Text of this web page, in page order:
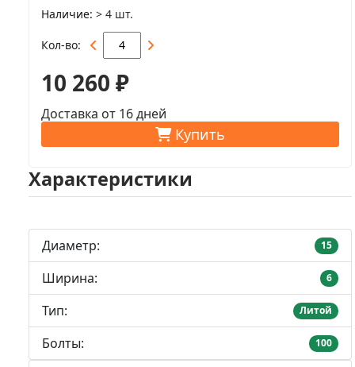
Наличие > 4 шт.
Кол-во
10 260 ₽
Доставка от 16 дней
Купить
Характеристики
Диаметр: 15
Ширина: 6
Тип: Литой
Болты: 100